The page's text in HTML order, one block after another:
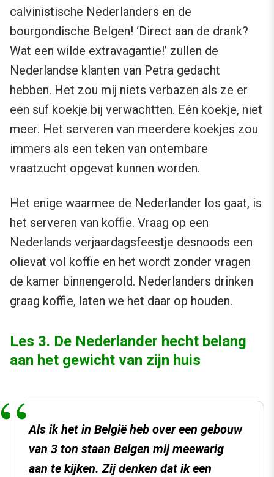
calvinistische Nederlanders en de
bourgondische Belgen! ‘Direct aan de drank?
Wat een wilde extravagantie!’ zullen de
Nederlandse klanten van Petra gedacht
hebben. Het zou mij niets verbazen als ze er
een suf koekje bij verwachtten. Eén koekje, niet
meer. Het serveren van meerdere koekjes zou
immers als een teken van ontembare
vraatzucht opgevat kunnen worden.
Het enige waarmee de Nederlander los gaat, is
het serveren van koffie. Vraag op een
Nederlands verjaardagsfeestje desnoods een
olievat vol koffie en het wordt zonder vragen
de kamer binnengerold. Nederlanders drinken
graag koffie, laten we het daar op houden.
Les 3. De Nederlander hecht belang
aan het gewicht van zijn huis
Als ik het in België heb over een gebouw
van 3 ton staan Belgen mij meewarig
aan te kijken. Zij denken dat ik een